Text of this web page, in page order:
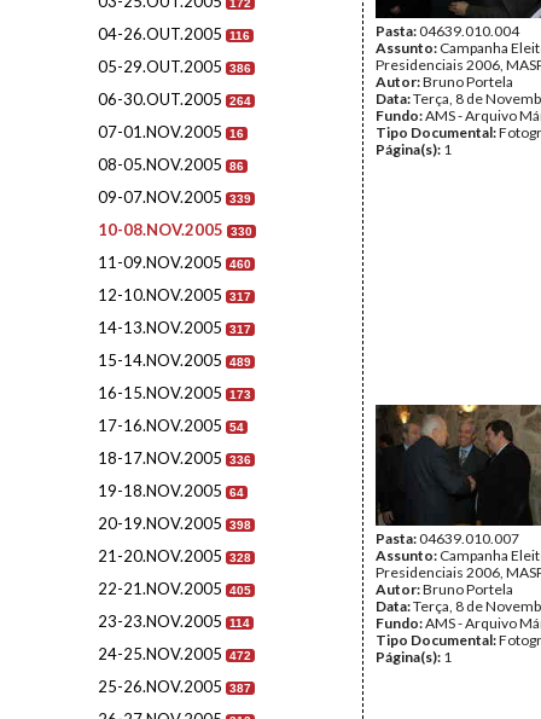
172
04-26.OUT.2005 116
05-29.OUT.2005 386
06-30.OUT.2005 264
07-01.NOV.2005 16
08-05.NOV.2005 86
09-07.NOV.2005 339
10-08.NOV.2005 330
11-09.NOV.2005 460
12-10.NOV.2005 317
14-13.NOV.2005 317
15-14.NOV.2005 489
16-15.NOV.2005 173
17-16.NOV.2005 54
18-17.NOV.2005 336
19-18.NOV.2005 64
20-19.NOV.2005 398
21-20.NOV.2005 328
22-21.NOV.2005 405
23-23.NOV.2005 114
24-25.NOV.2005 472
25-26.NOV.2005 387
Pasta:04639.010.004
Assunto: Campanha
Presidenciais 2006,
Autor:Bruno Portela
Data:Terça, 8 de
Fundo:AMS - Arquivo
Tipo Documental:
Página(s): 1
Pasta:04639.010.007
Assunto: Campanha
Presidenciais 2006,
Autor:Bruno Portela
Data:Terça, 8 de
Fundo:AMS - Arquivo
Tipo Documental:
Página(s): 1